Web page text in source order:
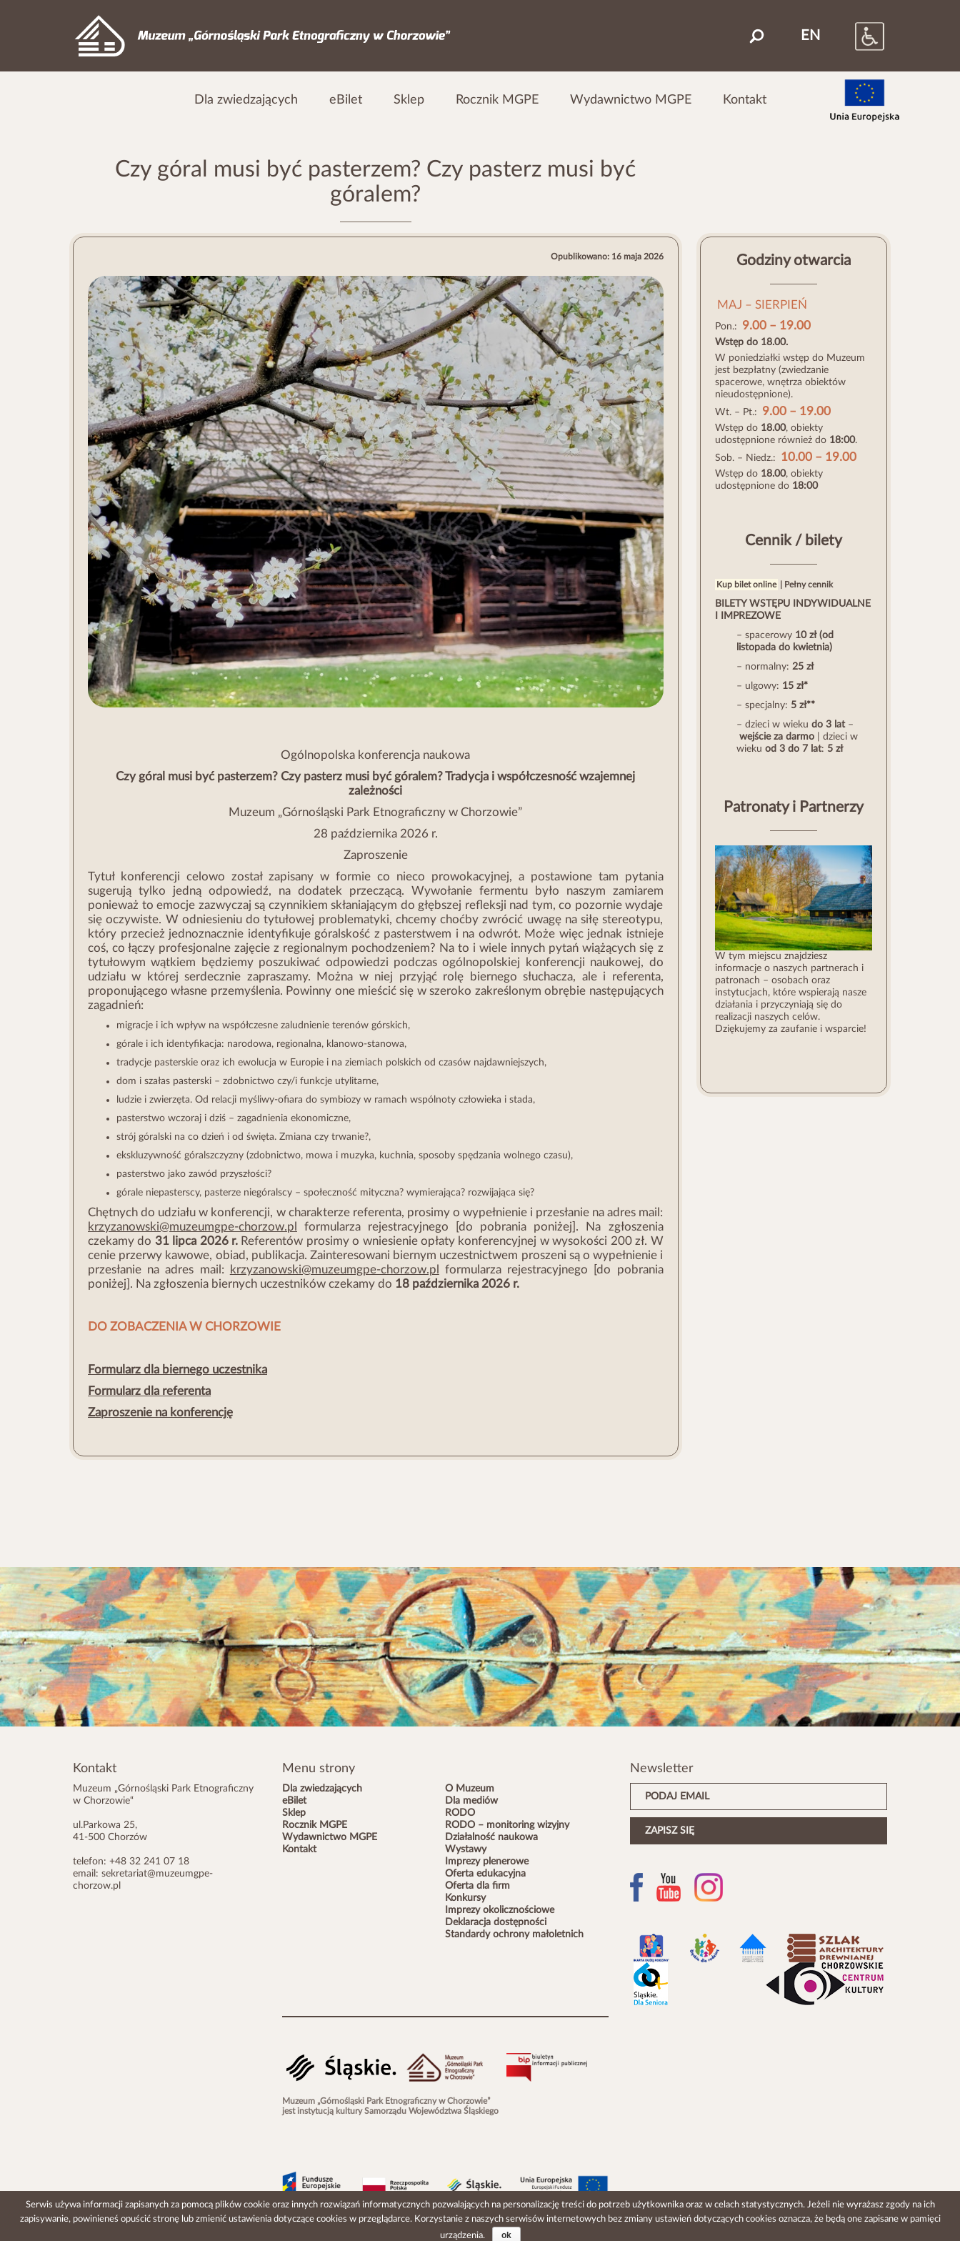
EN
Dla zwiedzających eBilet Sklep Rocznik MGPE Wydawnictwo MGPE Kontakt
Czy góral musi być pasterzem? Czy pasterz musi być
góralem?
Opublikowano: 16 maja 2026
Ogólnopolska konferencja naukowa
Czy góral musi być pasterzem? Czy pasterz musi być góralem? Tradycja i współczesność wzajemnej
zależności
Muzeum „Górnośląski Park Etnograficzny w Chorzowie”
28 października 2026 r.
Zaproszenie
Tytuł konferencji celowo został zapisany w formie co nieco prowokacyjnej, a postawione tam pytania
sugerują tylko jedną odpowiedź, na dodatek przeczącą. Wywołanie fermentu było naszym zamiarem
ponieważ to emocje zazwyczaj są czynnikiem skłaniającym do głębszej refleksji nad tym, co pozornie wydaje
się oczywiste. W odniesieniu do tytułowej problematyki, chcemy choćby zwrócić uwagę na siłę stereotypu,
który przecież jednoznacznie identyfikuje góralskość z pasterstwem i na odwrót. Może więc jednak istnieje
coś, co łączy profesjonalne zajęcie z regionalnym pochodzeniem? Na to i wiele innych pytań wiążących się z
tytułowym wątkiem będziemy poszukiwać odpowiedzi podczas ogólnopolskiej konferencji naukowej, do
udziału w której serdecznie zapraszamy. Można w niej przyjąć rolę biernego słuchacza, ale i referenta,
proponującego własne przemyślenia. Powinny one mieścić się w szeroko zakreślonym obrębie następujących
zagadnień:
migracje i ich wpływ na współczesne zaludnienie terenów górskich,
górale i ich identyfikacja: narodowa, regionalna, klanowo-stanowa,
tradycje pasterskie oraz ich ewolucja w Europie i na ziemiach polskich od czasów najdawniejszych,
dom i szałas pasterski – zdobnictwo czy/i funkcje utylitarne,
ludzie i zwierzęta. Od relacji myśliwy-ofiara do symbiozy w ramach wspólnoty człowieka i stada,
pasterstwo wczoraj i dziś – zagadnienia ekonomiczne,
strój góralski na co dzień i od święta. Zmiana czy trwanie?,
ekskluzywność góralszczyzny (zdobnictwo, mowa i muzyka, kuchnia, sposoby spędzania wolnego czasu),
pasterstwo jako zawód przyszłości?
górale niepasterscy, pasterze niegóralscy – społeczność mityczna? wymierająca? rozwijająca się?
Chętnych do udziału w konferencji, w charakterze referenta, prosimy o wypełnienie i przesłanie na adres mail:
krzyzanowski@muzeumgpe-chorzow.pl
formularza rejestracyjnego [do pobrania poniżej]. Na zgłoszenia
czekamy do 31 lipca 2026 r. Referentów prosimy o wniesienie opłaty konferencyjnej w wysokości 200 zł. W
cenie przerwy kawowe, obiad, publikacja. Zainteresowani biernym uczestnictwem proszeni są o wypełnienie i
przesłanie na adres mail:
krzyzanowski@muzeumgpe-chorzow.pl
formularza rejestracyjnego [do pobrania
poniżej]. Na zgłoszenia biernych uczestników czekamy do 18 października 2026 r.
DO ZOBACZENIA W CHORZOWIE
Formularz dla biernego uczestnika
Formularz dla referenta
Zaproszenie na konferencję
Godziny otwarcia
MAJ – SIERPIEŃ
Pon.: 9.00 – 19.00
Wstęp do 18.00.
W poniedziałki wstęp do Muzeum
jest bezpłatny (zwiedzanie
spacerowe, wnętrza obiektów
nieudostępnione).
Wt. – Pt.:
9.00 – 19.00
Wstęp do 18.00, obiekty
udostępnione również do 18:00.
Sob. – Niedz.:
10.00 – 19.00
Wstęp do 18.00, obiekty
udostępnione do 18:00
Cennik / bilety
Kup bilet online Pełny cennik
BILETY WSTĘPU INDYWIDUALNE
I IMPREZOWE
– spacerowy 10 zł (od
listopada do kwietnia)
– normalny: 25 zł
– ulgowy: 15 zł*
– specjalny: 5 zł**
– dzieci w wieku do 3 lat–
wejście za darmo| dzieci w
wieku od 3 do 7 lat: 5 zł
Patronaty i Partnerzy
W tym miejscu znajdziesz
informacje o naszych partnerach i
patronach – osobach oraz
instytucjach, które wspierają nasze
działania i przyczyniają się do
realizacji naszych celów.
Dziękujemy za zaufanie i wsparcie!
Kontakt
Muzeum „Górnośląski Park Etnograficzny
w Chorzowie“
ul.Parkowa 25,
41-500 Chorzów
telefon: +48 32 241 07 18
email: sekretariat@muzeumgpe-
chorzow.pl
Menu strony
Dla zwiedzających
eBilet
Sklep
Rocznik MGPE
Wydawnictwo MGPE
Kontakt
O Muzeum
Dla mediów
RODO
RODO – monitoring wizyjny
Działalność naukowa
Wystawy
Imprezy plenerowe
Oferta edukacyjna
Oferta dla firm
Konkursy
Imprezy okolicznościowe
Deklaracja dostępności
Standardy ochrony małoletnich
Newsletter
Muzeum „Górnośląski Park Etnograficzny w Chorzowie”
jest instytucją kultury Samorządu Województwa Śląskiego
Serwis używa informacji zapisanych za pomocą plików cookie oraz innych rozwiązań informatycznych pozwalających na personalizację treści do potrzeb użytkownika oraz w celach statystycznych. Jeżeli nie wyrażasz zgody na ich
zapisywanie, powinieneś opuścić stronę lub zmienić ustawienia dotyczące cookies w przeglądarce. Korzystanie z naszych serwisów internetowych bez zmiany ustawień dotyczących cookies oznacza, że będą one zapisane w pamięci
urządzenia.
ok